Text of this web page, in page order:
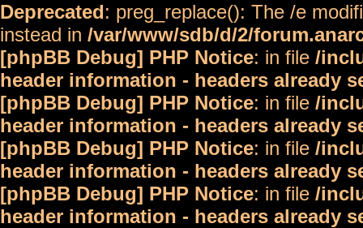
Deprecated: preg_replace(): The /e
instead in /var/www/sdb/d/2/
[phpBB Debug] PHP Notice: in file /
header information - headers already
[phpBB Debug] PHP Notice: in file /
header information - headers already
[phpBB Debug] PHP Notice: in file /
header information - headers already
[phpBB Debug] PHP Notice: in file /
header information - headers already